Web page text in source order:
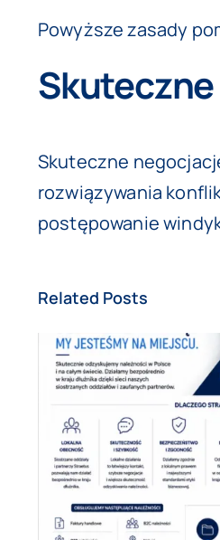
Powyższe zasady
Skuteczne
rozwiązywania
postępowanie
Related Posts